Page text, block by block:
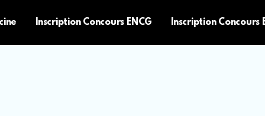
Inscription Concours ENCG Inscription Concours